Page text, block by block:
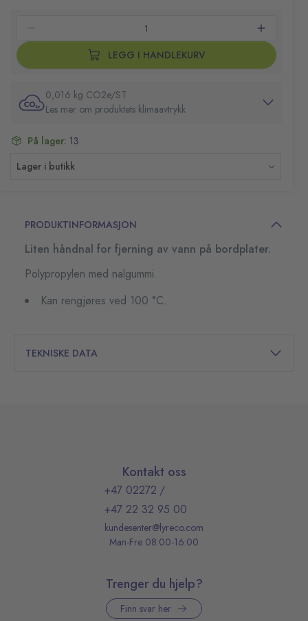
LEGG I HANDLEKURV
0,016 kg CO2e/ST
Les mer om produktets klimaavtrykk
På lager: 13
Lager i butikk
PRODUKTINFORMASJON
Liten håndnal for fjerning av vann på bordplater.
Polypropylen med nalgummi.
Kan rengjøres ved 100 °C.
TEKNISKE DATA
Kontakt oss
+47 02272 /
+47 22 32 95 00
kundesenter@lyreco.com
Man-Fre 08:00-16:00
Trenger du hjelp?
Finn svar her